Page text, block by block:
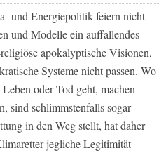
und Energiepolitik feiern nicht
und Modelle ein auffallendes
apokalyptische Visionen,
Systeme nicht passen. Wo
oder Tod geht, machen
sind schlimmstenfalls sogar
in den Weg stellt, hat daher
jegliche Legitimität